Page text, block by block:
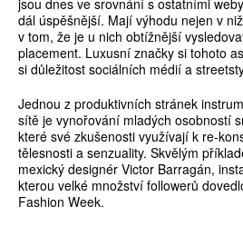
jsou dnes ve srovnání s ostatními
dál úspěšnější. Mají výhodu nejen v
v tom, že je u nich obtížnější
placement. Luxusní značky si tohoto
si důležitost sociálních médií a
Jednou z produktivních stránek
sítě je vynořování mladých osobností
které své zkušenosti využívají k re-
tělesnosti a senzuality. Skvělým
mexický designér Victor Barragán,
kterou velké množství followerů
Fashion Week.